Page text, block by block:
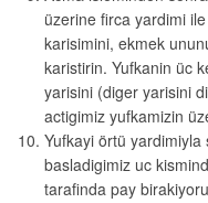
üzerine firca yardimi
karisimini, ekmek
karistirin. Yufkanin üc
yarisini (diger yarisini
actigimiz yufkamizin
Yufkayi örtü
basladigimiz uc
tarafinda pay